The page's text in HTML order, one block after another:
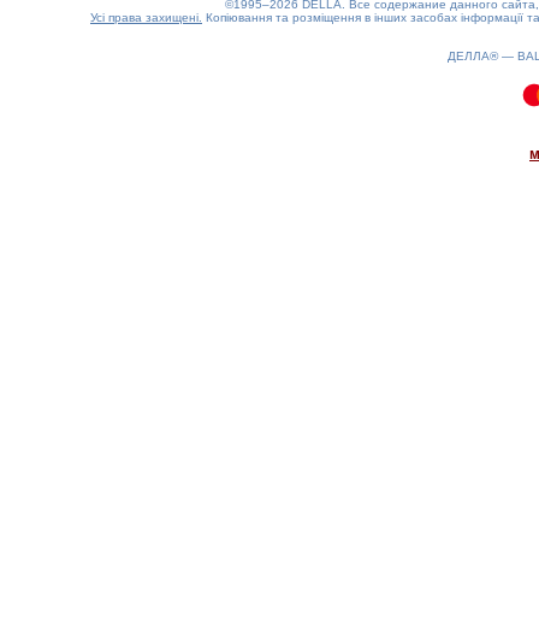
©1995–2026 DELLA. Все содержание данного
Усі права захищені. Копіювання та розміщення в інших засобах інформації
ДЕЛЛА® —